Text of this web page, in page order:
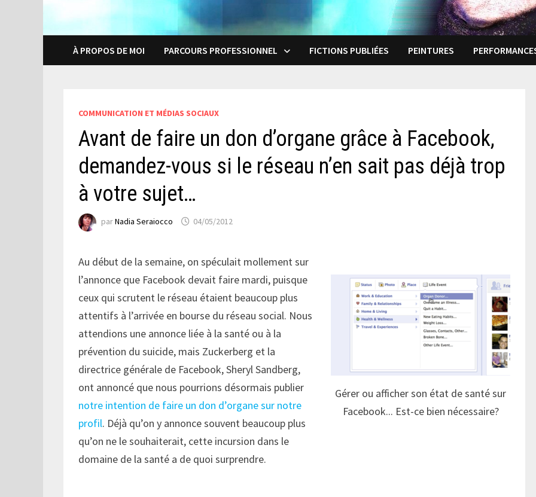
À PROPOS DE MOI PARCOURS PROFESSIONNEL FICTIONS PUBLIÉES PEINTURES
COMMUNICATION ET MÉDIAS SOCIAUX
Avant de faire un don d’organe grâce à Facebook,
demandez-vous si le réseau n’en sait pas déjà trop
à votre sujet…
parNadia Seraiocco 04/05/2012
Gérer ou afficher son état de santé sur
Facebook... Est-ce bien nécessaire?
Au début de la semaine, on spéculait mollement sur
l’annonce que Facebook devait faire mardi, puisque
ceux qui scrutent le réseau étaient beaucoup plus
attentifs à l’arrivée en bourse du réseau social. Nous
attendions une annonce liée à la santé ou à la
prévention du suicide, mais Zuckerberg et la
directrice générale de Facebook, Sheryl Sandberg,
ont annoncé que nous pourrions désormais publier
notre intention de faire un don d’organe sur notre
profil. Déjà qu’on y annonce souvent beaucoup plus
qu’on ne le souhaiterait, cette incursion dans le
domaine de la santé a de quoi surprendre.